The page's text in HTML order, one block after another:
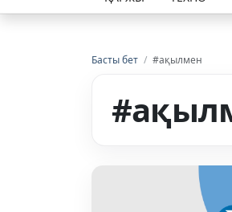
Басты бет / #ақылмен